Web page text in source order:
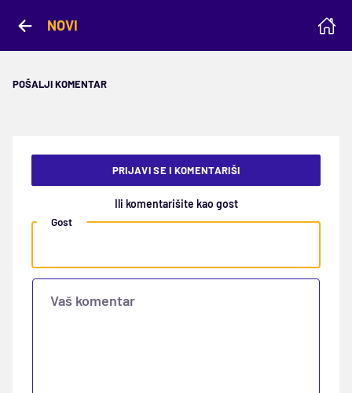
NOVI
POŠALJI KOMENTAR
PRIJAVI SE I KOMENTARIŠI
Ili komentarišite kao gost
Gost
Vaš komentar